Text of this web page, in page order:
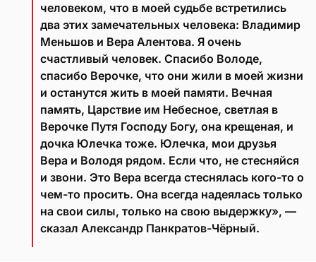
человеком, что в моей судьбе встретились
два этих замечательных человека: Владимир
Меньшов и Вера Алентова. Я очень
счастливый человек. Спасибо Володе,
спасибо Верочке, что они жили в моей жизни
и останутся жить в моей памяти. Вечная
память, Царствие им Небесное, светлая в
Верочке Путя Господу Богу, она крещеная, и
дочка Юлечка тоже. Юлечка, мои друзья
Вера и Володя рядом. Если что, не стесняйся
и звони. Это Вера всегда стеснялась кого-то о
чем-то просить. Она всегда надеялась только
на свои силы, только на свою выдержку», —
сказал Александр Панкратов-Чёрный.